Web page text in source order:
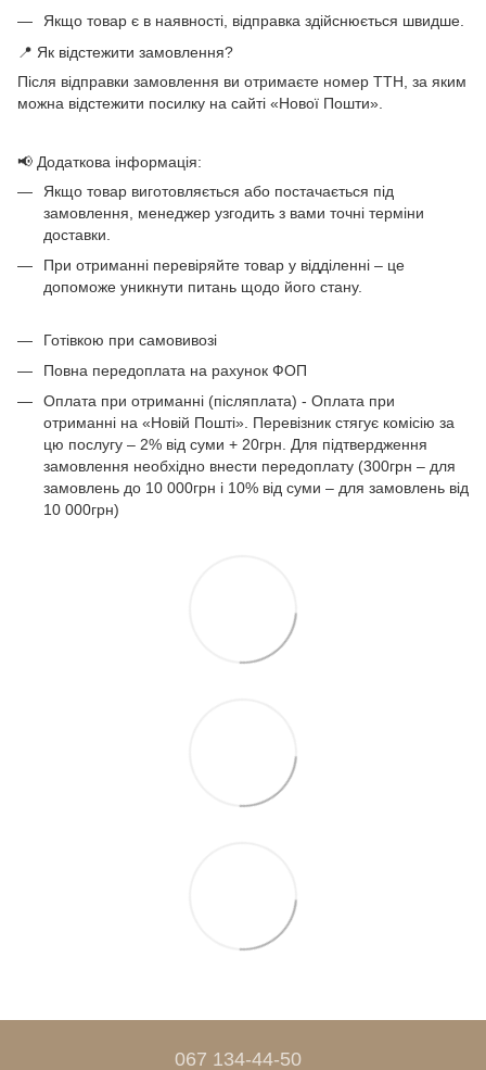
Якщо товар є в наявності, відправка здійснюється швидше.
📍 Як відстежити замовлення?
Після відправки замовлення ви отримаєте номер ТТН, за яким
можна відстежити посилку на сайті «Нової Пошти».
📢 Додаткова інформація:
Якщо товар виготовляється або постачається під
замовлення, менеджер узгодить з вами точні терміни
доставки.
При отриманні перевіряйте товар у відділенні – це
допоможе уникнути питань щодо його стану.
Готівкою при самовивозі
Повна передоплата на рахунок ФОП
Оплата при отриманні (післяплата) - Оплата при
отриманні на «Новій Пошті». Перевізник стягує комісію за
цю послугу – 2% від суми + 20грн. Для підтвердження
замовлення необхідно внести передоплату (300грн – для
замовлень до 10 000грн і 10% від суми – для замовлень від
10 000грн)
067 134-44-50